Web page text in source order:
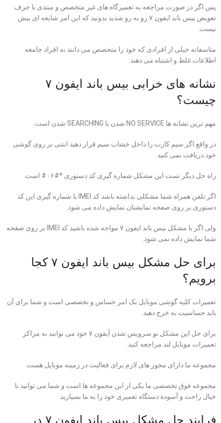
پس اگر در صورت مراجعه به تعمیرگاه های غیر متخصص و مبتدی با حرف
تعویض بیس باند ایفون ۷ رو به رو شدید بدونید که این امر شایعه ای بیش
نیست.
متاسفانه خیلی از افرادی که خود را متخصص می دانند به افراد جامعه
اطلاعات غلط و اشتباه می دهند.
نشانه های خرابی بیس باند ایفون ۷
چیست؟
مهم ترین نشانه ها NO SERVICE شدن یا SEARCHING شدن است.
در واقع اگر سیم کارت را داخل خشاب سیم قرار دهید انتنی بر روی گوشی
خود دریافت نمی کنید.
راه حل دیگر تست این مشکل شماره گیری کد دستوری *#۰۶# است.
اگر تلفن همراه شما مشکلی نداشته باشد کد IMEI با شماره گیری این کد
دستوری بر روی صفحه نمایشتان نمایش داده می شود.
ولی اگر با مشکل بیس باند ایفون ۷ مواجه شده باشید کد IMEI بر روی صفحه
شما نمایش داده نمی شود.
برای حل مشکل بیس باند ایفون ۷ کجا
برویم؟
تعمیرات کلیه گوشی موبایل یک امر حساس و تخصصی است و شما برای آن
باید حساسیت به خرج دهید.
برای حل این مشکل نو سرویس شدن آیفون ۷ خود می توانید به مراکز
تعمیرات موبایل لند مراجعه کنید.
مجموعه ما دارای مجوز های لازم برای فعالیت در زمینه موبایل هست.
مجموعه فوق تخصصی ما یکی از این مجموعه ها است و شما می توانید با
خیال راحت و آسوده دستگاه تعمیری خود را به ما بسپارید.
فرایند حل مشکل بیس باند ایفون ۷ در